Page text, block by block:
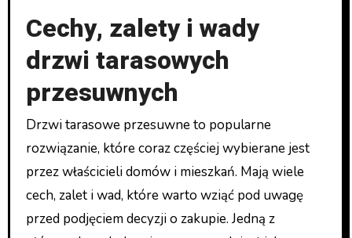
Cechy, zalety i wady
drzwi tarasowych
przesuwnych
Drzwi tarasowe przesuwne to popularne
rozwiązanie, które coraz częściej wybierane jest
przez właścicieli domów i mieszkań. Mają wiele
cech, zalet i wad, które warto wziąć pod uwagę
przed podjęciem decyzji o zakupie. Jedną z